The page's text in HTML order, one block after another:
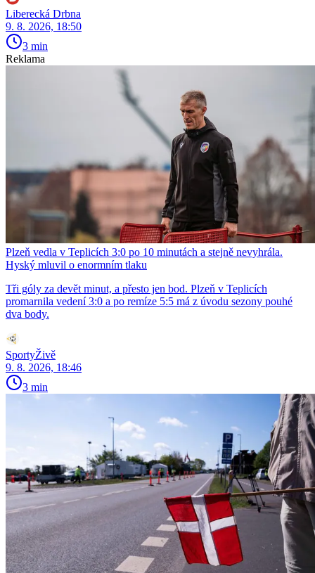
Liberecká Drbna
9. 8. 2026, 18:50
3 min
Reklama
Plzeň vedla v Teplicích 3:0 po 10 minutách a stejně nevyhrála.
Hyský mluvil o enormním tlaku
Tři góly za devět minut, a přesto jen bod. Plzeň v Teplicích
promarnila vedení 3:0 a po remíze 5:5 má z úvodu sezony pouhé
dva body.
SportyŽivě
9. 8. 2026, 18:46
3 min